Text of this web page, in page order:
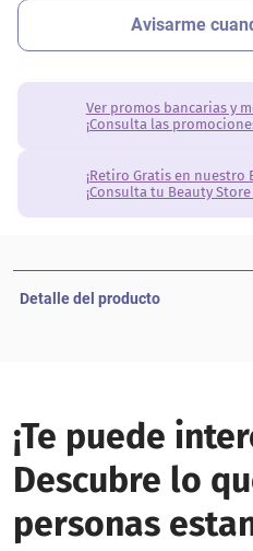
Ver promos bancarias y
¡Consulta las
¡Retiro Gratis en nuestro
¡Consulta tu Beauty
Detalle del producto
¡Te puede
Descubre lo
personas